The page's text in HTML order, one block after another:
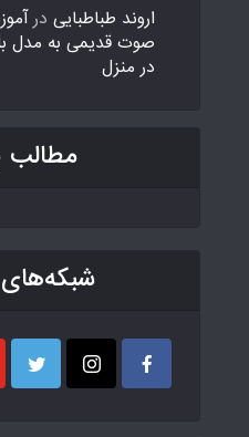
اروند طباطبایی در
در منزل
مطالب